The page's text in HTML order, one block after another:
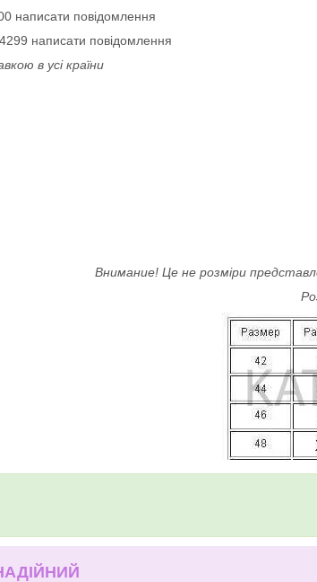
написати повідомлення
написати повідомлення
в усі країни
Внимание! Це не розміри